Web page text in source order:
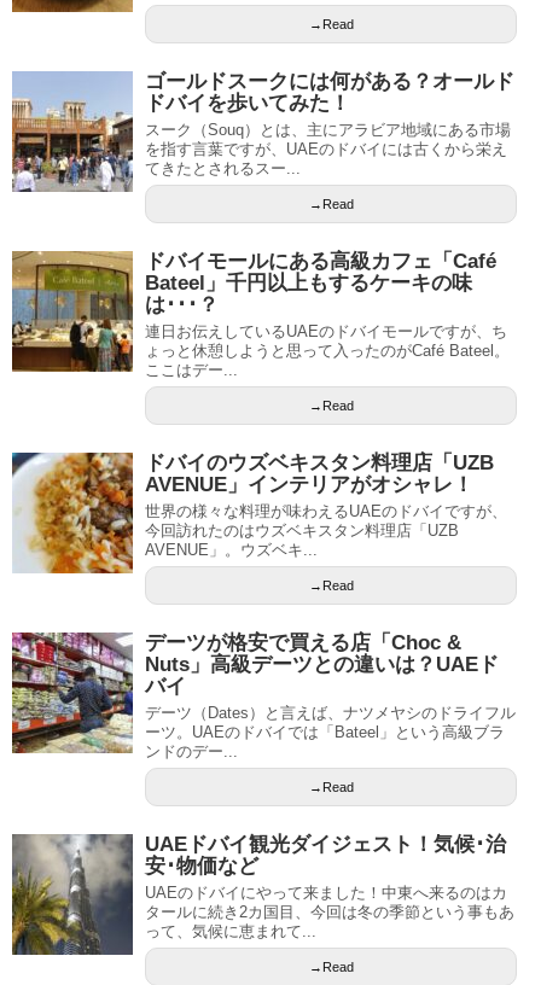
→Read
ゴールドスークには何がある？オールド
ドバイを歩いてみた！
スーク（Souq）とは、主にアラビア地域にある市場
を指す言葉ですが、UAEのドバイには古くから栄え
てきたとされるスー...
→Read
ドバイモールにある高級カフェ「Café
Bateel」千円以上もするケーキの味
は･･･？
連日お伝えしているUAEのドバイモールですが、ち
ょっと休憩しようと思って入ったのがCafé Bateel。
ここはデー...
→Read
ドバイのウズベキスタン料理店「UZB
AVENUE」インテリアがオシャレ！
世界の様々な料理が味わえるUAEのドバイですが、
今回訪れたのはウズベキスタン料理店「UZB
AVENUE」。ウズベキ...
→Read
デーツが格安で買える店「Choc &
Nuts」高級デーツとの違いは？UAEド
バイ
デーツ（Dates）と言えば、ナツメヤシのドライフル
ーツ。UAEのドバイでは「Bateel」という高級ブラ
ンドのデー...
→Read
UAEドバイ観光ダイジェスト！気候･治
安･物価など
UAEのドバイにやって来ました！中東へ来るのはカ
タールに続き2カ国目、今回は冬の季節という事もあ
って、気候に恵まれて...
→Read